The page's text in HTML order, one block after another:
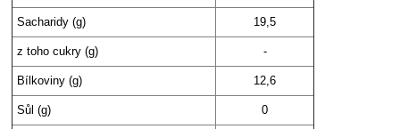
Sacharidy (g) 19,5
z toho cukry (g) -
Bílkoviny (g) 12,6
Sůl (g) 0